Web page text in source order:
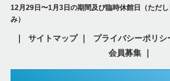
12月29日〜1月3日の期間及び臨時休館日（ただ
み）
サイトマップ プライバシーポリシ
会員募集